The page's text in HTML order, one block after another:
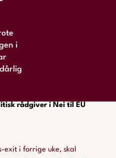
rådgiver i Nei til EU
i
exit i forrige uke, skal